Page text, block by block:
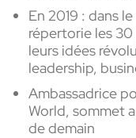
En 2019 : dans
répertorie les
leurs idées
leadership,
Ambassadrice
World, sommet
de demain